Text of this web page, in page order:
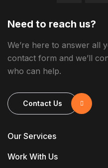
Our Services
Work With Us
Need to reach us?
We’re here to answer all
contact form and we’ll
who can help.
Contact Us